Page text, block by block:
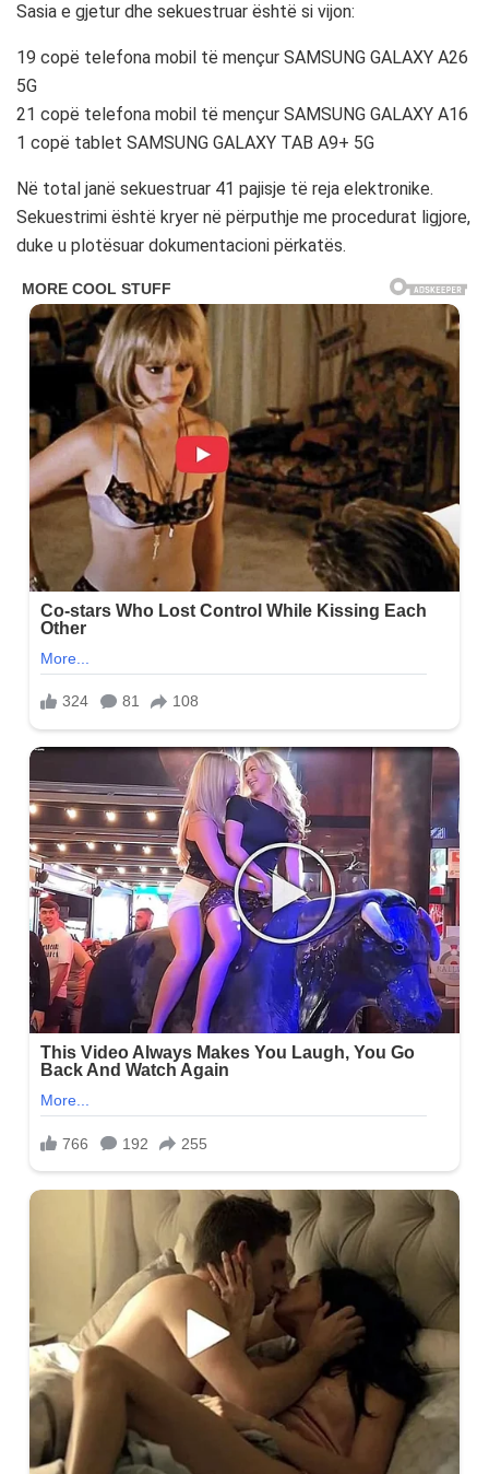
Sasia e gjetur dhe sekuestruar është si vijon:
19 copë telefona mobil të mençur SAMSUNG GALAXY A26
5G
21 copë telefona mobil të mençur SAMSUNG GALAXY A16
1 copë tablet SAMSUNG GALAXY TAB A9+ 5G
Në total janë sekuestruar 41 pajisje të reja elektronike.
Sekuestrimi është kryer në përputhje me procedurat ligjore,
duke u plotësuar dokumentacioni përkatës.